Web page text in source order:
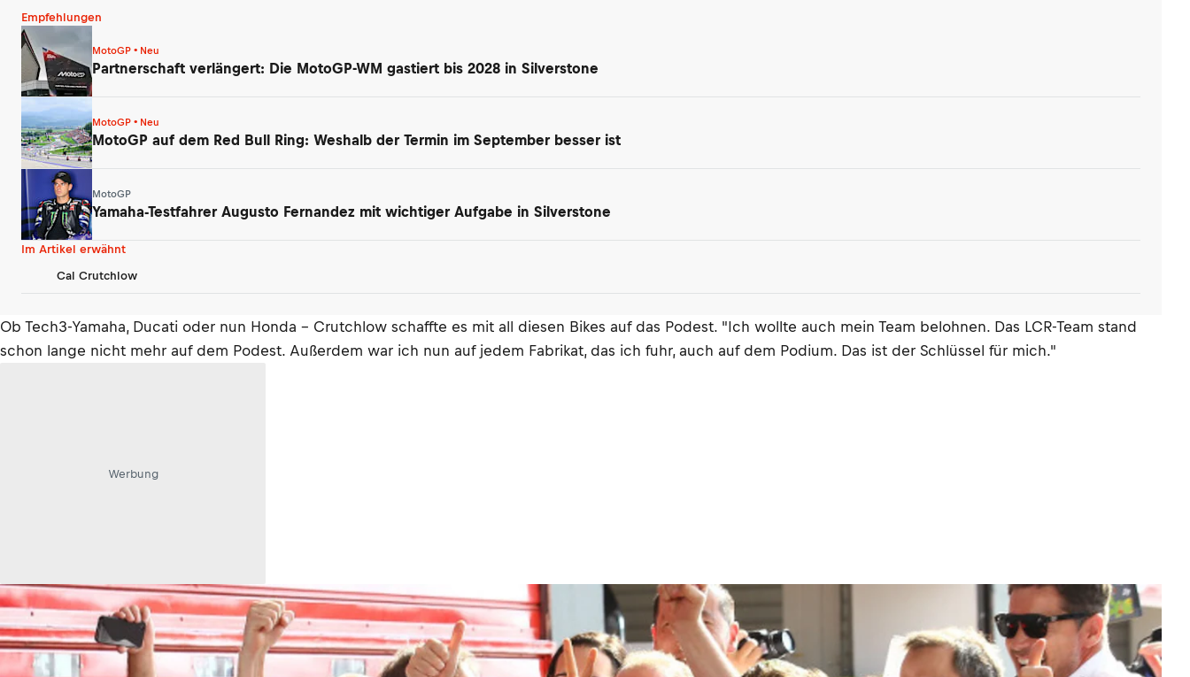
Empfehlungen
MotoGP • Neu
Partnerschaft verlängert: Die MotoGP-WM gastiert bis 2028 in Silverstone
MotoGP • Neu
MotoGP auf dem Red Bull Ring: Weshalb der Termin im September besser ist
MotoGP
Yamaha-Testfahrer Augusto Fernandez mit wichtiger Aufgabe in Silverstone
Im Artikel erwähnt
Cal Crutchlow
Ob Tech3-Yamaha, Ducati oder nun Honda – Crutchlow schaffte es mit all diesen Bikes auf das Podest. "Ich wollte auch mein Team belohnen. Das LCR-Team stand
schon lange nicht mehr auf dem Podest. Außerdem war ich nun auf jedem Fabrikat, das ich fuhr, auch auf dem Podium. Das ist der Schlüssel für mich."
Werbung